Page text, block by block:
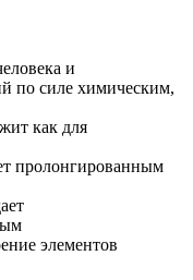
и
по силе химическим,
как для
пролонгированным
элементов